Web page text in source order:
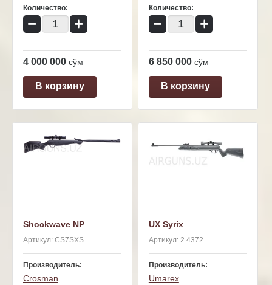
Количество:
− +
4 000 000 сўм
В корзину
Количество:
− +
6 850 000 сўм
В корзину
Shockwave NP
Артикул: CS7SXS
Производитель:
Crosman
UX Syrix
Артикул:2.4372
Производитель:
Umarex